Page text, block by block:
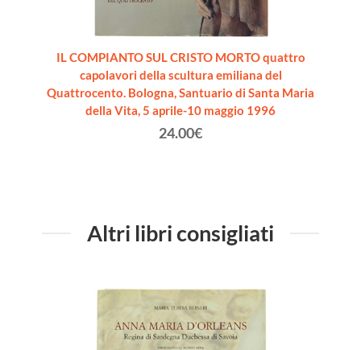
IL COMPIANTO SUL CRISTO MORTO quattro
capolavori della scultura emiliana del
Quattrocento. Bologna, Santuario di Santa Maria
della Vita, 5 aprile-10 maggio 1996
24.00€
Altri libri consigliati